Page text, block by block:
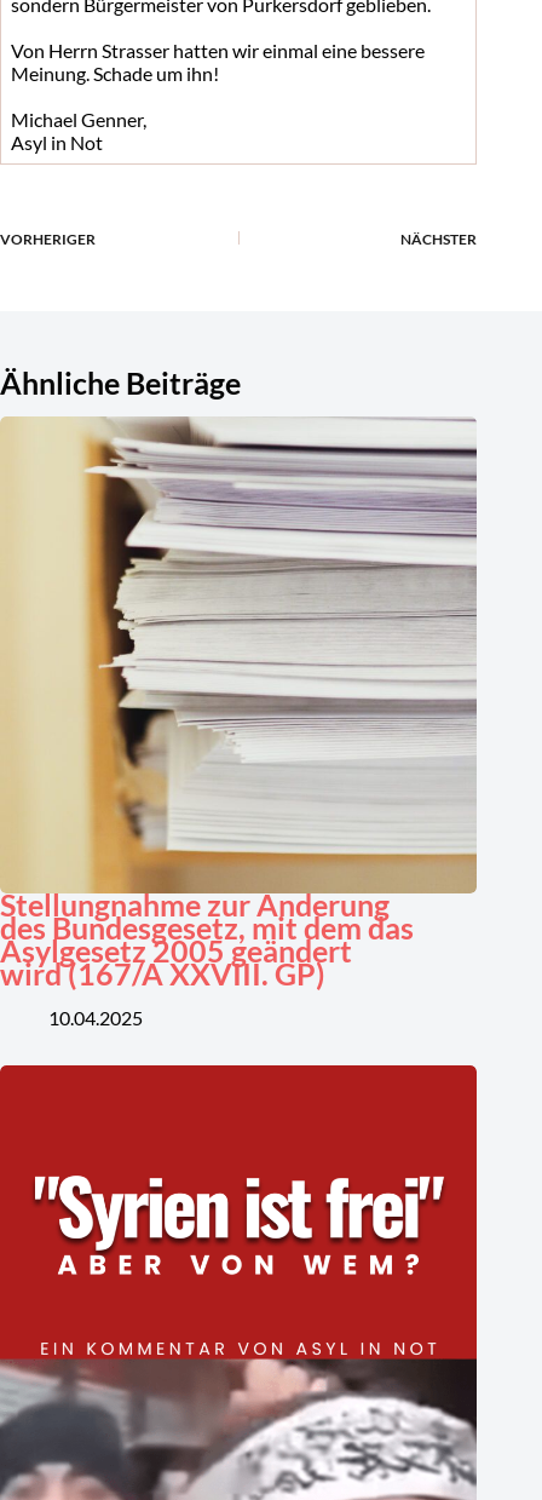
Von Herrn Strasser hatten wir einmal eine bessere
Meinung. Schade um ihn!
Michael Genner,
Asyl in Not
VORHERIGER NÄCHSTER
Ähnliche Beiträge
Stellungnahme zur Änderung
des Bundesgesetz, mit dem das
Asylgesetz 2005 geändert
wird (167/A XXVIII. GP)
10.04.2025